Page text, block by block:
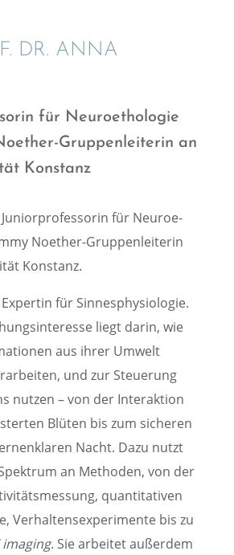
DR. ANNA
für Neuro­e­tho­lo­gie
Gruppen­lei­te­rin an
Konstanz
Junior­pro­fes­so­rin für Neuro­e­
Noether-Gruppen­lei­te­rin
Konstanz.
für Sinnes­phy­sio­lo­gie.
liegt darin, wie
aus ihrer Umwelt
und zur Steue­rung
nutzen – von der Inter­ak­tion
Blüten bis zum siche­ren
Nacht. Dazu nutzt
an Metho­den, von der
quanti­ta­ti­ven
Verhal­tens­ex­pe­ri­mente bis zu
. Sie arbei­tet außer­dem